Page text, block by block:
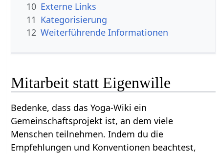
10 Externe Links
11 Kategorisierung
12 Weiterführende Informationen
Mitarbeit statt Eigenwille
Bedenke, dass das Yoga-Wiki ein
Gemeinschaftsprojekt ist, an dem viele
Menschen teilnehmen. Indem du die
Empfehlungen und Konventionen beachtest,